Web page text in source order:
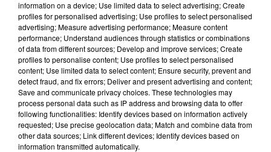
20h30
20h30 20h27
20h27
information on a device; Use limited data to select advertising; Create
profiles for personalised advertising; Use profiles to select personalised
advertising; Measure advertising performance; Measure content
performance; Understand audiences through statistics or combinations
of data from different sources; Develop and improve services; Create
profiles to personalise content; Use profiles to select personalised
content; Use limited data to select content; Ensure security, prevent and
detect fraud, and fix errors; Deliver and present advertising and content;
Save and communicate privacy choices. These technologies may
process personal data such as IP address and browsing data to offer
following functionalities: Identify devices based on information actively
requested; Use precise geolocation data; Match and combine data from
other data sources; Link different devices; Identify devices based on
information transmitted automatically.